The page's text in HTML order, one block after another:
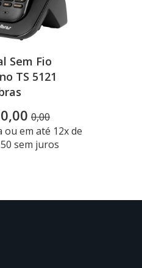
Sem Fio
TS 5121
0,00
ou em até 12x de
sem juros